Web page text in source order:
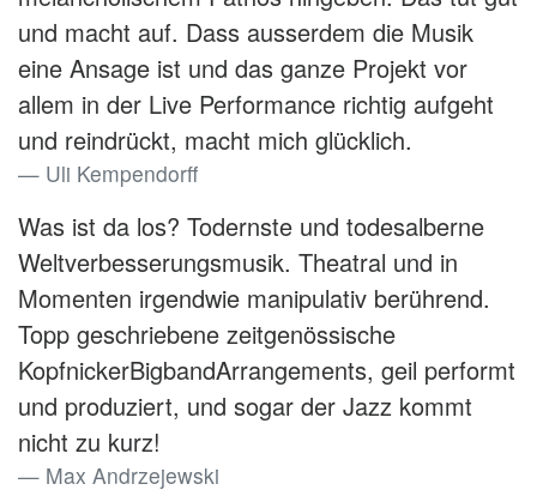
und macht auf. Dass ausserdem die Musik
eine Ansage ist und das ganze Projekt vor
allem in der Live­ Performance richtig aufgeht
und reindrückt, macht mich glücklich.
Uli Kempendorff
Was ist da los? Todernste und todesalberne
Weltverbesserungsmusik. Theatral und in
Momenten irgendwie manipulativ berührend.
Topp geschriebene zeitgenössische
Kopfnicker­Bigband­Arrangements, geil performt
und produziert, und sogar der Jazz kommt
nicht zu kurz!
Max Andrzejewski